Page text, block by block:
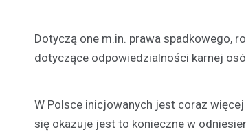
Dotyczą one m.in. prawa spadkowego,
dotyczące odpowiedzialności karnej
W Polsce inicjowanych jest coraz
się okazuje jest to konieczne w